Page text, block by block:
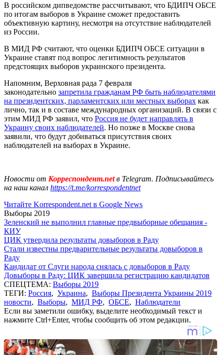
В российском дипведомстве рассчитывают, что БДИПЧ ОБСЕ
по итогам выборов в Украине сможет предоставить
объективную картину, несмотря на отсутствие наблюдателей
из России.
В МИД РФ считают, что оценки БДИПЧ ОБСЕ ситуации в
Украине ставят под вопрос легитимность результатов
предстоящих выборов украинского президента.
Напомним, Верховная рада 7 февраля
законодательно запретила гражданам РФ быть наблюдателями
на президентских, парламентских или местных выборах как
лично, так и в составе международных организаций. В связи с
этим МИД РФ заявил, что Россия не будет направлять в
Украину своих наблюдателей. Но позже в Москве снова
заявили, что будут добиваться присутствия своих
наблюдателей на выборах в Украине.
Новости от Корреспондент.netв Telegram. Подписывайтесь
на наш канал https://t.me/korrespondentnet
Читайте Korrespondent.net в Google News
Выборы 2019
Зеленский не выполнил главные предвыборные обещания -
КИУ
ЦИК утвердила результаты довыборов в Раду
Стали известны предварительные результаты довыборов в
Раду
Кандидат от Слуги народа снялась с довыборов в Раду
Довыборы в Раду: ЦИК завершила регистрацию кандидатов
СПЕЦТЕМА: Выборы 2019
ТЕГИ: Россия, Украина, Выборы Президента Украины 2019
новости, Выборы, МИД РФ, ОБСЕ, Наблюдатели
Если вы заметили ошибку, выделите необходимый текст и
нажмите Ctrl+Enter, чтобы сообщить об этом редакции.